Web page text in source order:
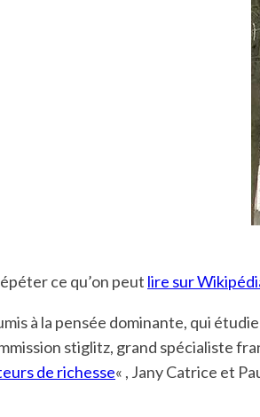
ce qu’on peut lire sur
à la pensée dominante, qui
stiglitz, grand spécialiste
de richesse« , Jany Catrice et